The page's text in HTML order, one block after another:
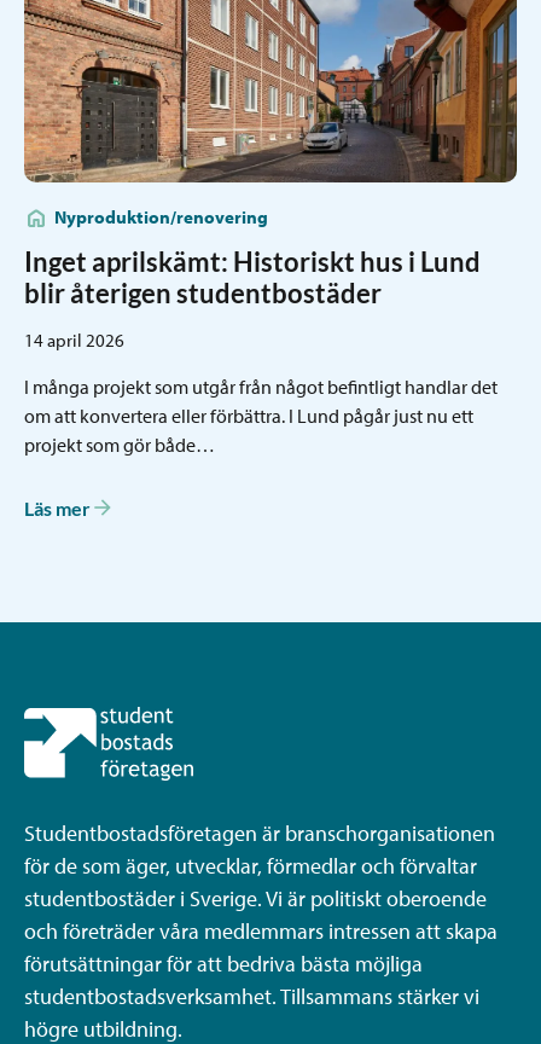
Nyproduktion/renovering
Inget aprilskämt: Historiskt hus i Lund
blir återigen studentbostäder
14 april 2026
I många projekt som utgår från något befintligt handlar det
om att konvertera eller förbättra. I Lund pågår just nu ett
projekt som gör både…
Läs mer
Studentbostadsföretagen är branschorganisationen
för de som äger, utvecklar, förmedlar och förvaltar
studentbostäder i Sverige. Vi är politiskt oberoende
och företräder våra medlemmars intressen att skapa
förutsättningar för att bedriva bästa möjliga
studentbostadsverksamhet. Tillsammans stärker vi
högre utbildning.